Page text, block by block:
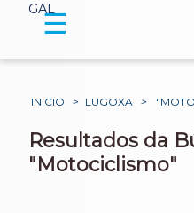
GAL☰
INICIO > LUGOXA >
Resultados da
"Motociclismo"